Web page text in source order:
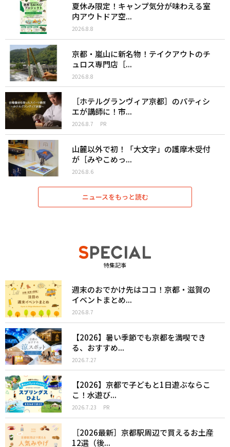
夏休み限定！キャンプ気分が味わえる室
内アウトドア空...
2026.8.8
京都・嵐山に新名物！テイクアウトのチ
ュロス専門店［...
2026.8.8
［ホテルグランヴィア京都］のパティシ
エが講師に！市...
2026.8.7 PR
山麓以外で初！「大文字」の護摩木受付
が［みやこめっ...
2026.8.6
ニュースをもっと読む
特集記事
週末のおでかけ先はココ！京都・滋賀の
イベントまとめ...
2026.8.7
【2026】暑い季節でも京都を満喫でき
る、おすすめ...
2026.7.27
【2026】京都で子どもと1日遊ぶならこ
こ！水遊び...
2026.7.23 PR
［2026最新］京都駅周辺で買えるお土産
12選（後...